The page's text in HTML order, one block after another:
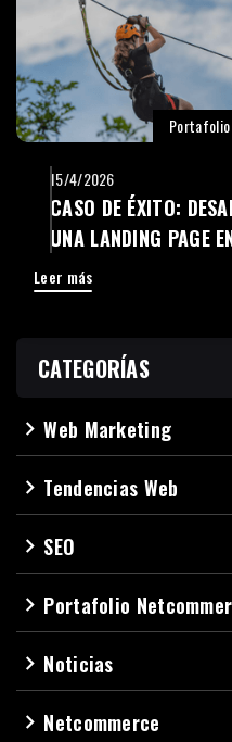
15/4/2026
CASO DE ÉXITO:
UNA LANDING PAGE
HOOLOCKS
Leer más
CATEGORÍAS
navigate_nextWeb Marketing
navigate_next Tendencias Web
navigate_next SEO
navigate_next Portafolio
navigate_next Noticias
navigate_next Netcommerce